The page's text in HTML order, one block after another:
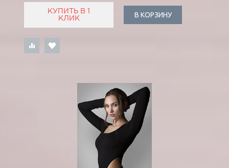
КУПИТЬ В 1
КЛИК
В КОРЗИНУ